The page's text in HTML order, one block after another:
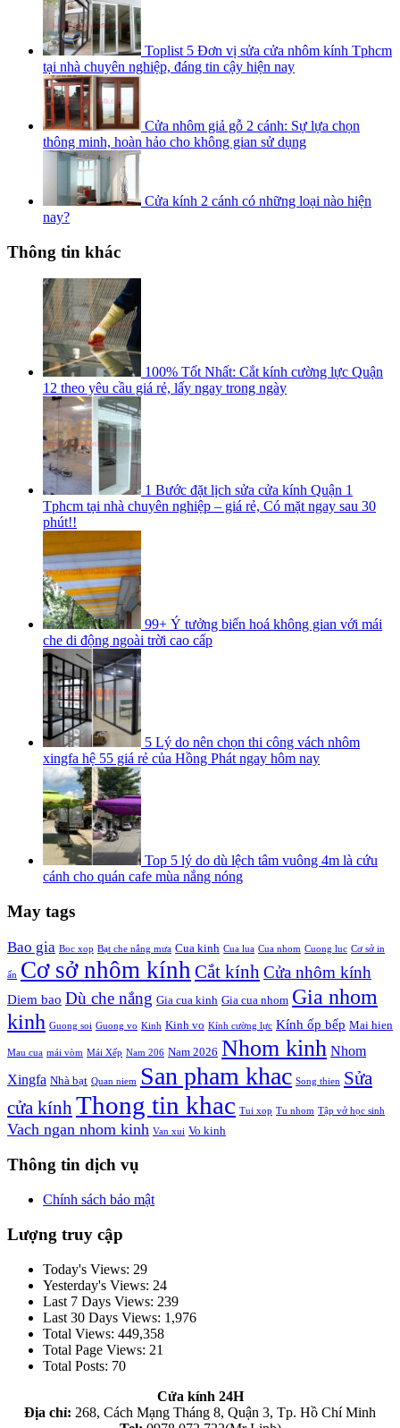
Toplist 5 Đơn vị sửa cửa nhôm kính Tphcm
tại nhà chuyên nghiệp, đáng tin cậy hiện nay
Cửa nhôm giả gỗ 2 cánh: Sự lựa chọn
thông minh, hoàn hảo cho không gian sử dụng
Cửa kính 2 cánh có những loại nào hiện
nay?
Thông tin khác
100% Tốt Nhất: Cắt kính cường lực Quận
12 theo yêu cầu giá rẻ, lấy ngay trong ngày
1 Bước đặt lịch sửa cửa kính Quận 1
Tphcm tại nhà chuyên nghiệp – giá rẻ, Có mặt ngay sau 30
phút!!
99+ Ý tưởng biến hoá không gian với mái
che di động ngoài trời cao cấp
5 Lý do nên chọn thi công vách nhôm
xingfa hệ 55 giá rẻ của Hồng Phát ngay hôm nay
Top 5 lý do dù lệch tâm vuông 4m là cứu
cánh cho quán cafe mùa nắng nóng
May tags
Bao gia Boc xop Bạt che nắng mưa Cua kinh Cua lua Cua nhom Cuong luc Cơ sở in
ấn Cơ sở nhôm kính Cắt kính Cửa nhôm kính
Diem bao Dù che nắng Gia cua kinh Gia cua nhom Gia nhom
kinh Guong soi Guong vo Kinh Kinh vo Kính cường lực Kính ốp bếp Mai hien
Mau cua mái vòm Mái Xếp Nam 206 Nam 2026 Nhom kinh Nhom
Xingfa Nhà bạt Quan niem San pham khac Song thien Sửa
cửa kính Thong tin khac Tui xop Tu nhom Tập vở học sinh
Vach ngan nhom kinh Van xui Vo kinh
Thông tin dịch vụ
Chính sách bảo mật
Lượng truy cập
Today's Views: 29
Yesterday's Views: 24
Last 7 Days Views: 239
Last 30 Days Views: 1,976
Total Views: 449,358
Total Page Views: 21
Total Posts: 70
Cửa kính 24H
Địa chỉ: 268, Cách Mạng Tháng 8, Quận 3, Tp. Hồ Chí Minh